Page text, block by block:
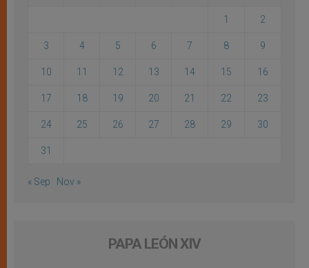
1 2
3 4 5 6 7 8 9
10 11 12 13 14 15 16
17 18 19 20 21 22 23
24 25 26 27 28 29 30
31
« Sep Nov »
PAPA LEÓN XIV